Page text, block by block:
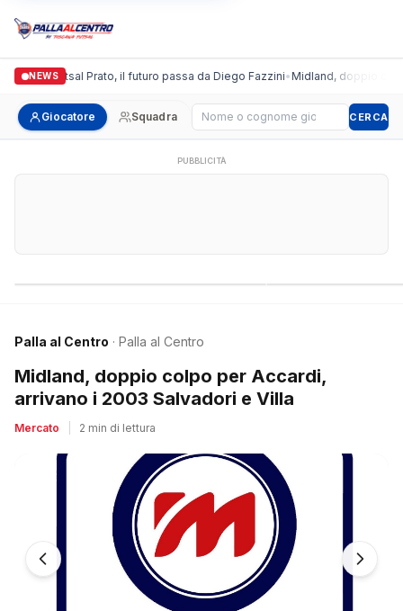
NEWS
Futsal Prato, il futuro passa da Diego Fazzini•Midland, doppio colpo
Giocatore Squadra Cerca giocatore CERCA
PUBBLICITÀ
Palla al Centro · Palla al Centro
Midland, doppio colpo per Accardi,
arrivano i 2003 Salvadori e Villa
Mercato 2 min di lettura